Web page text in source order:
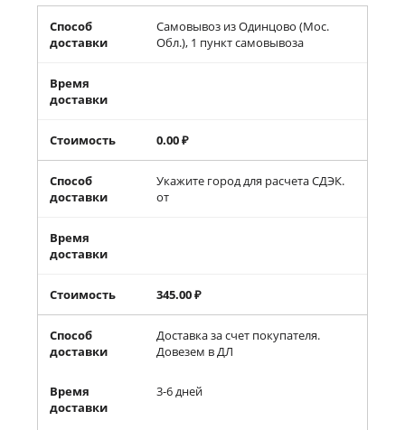
Способ
доставки
Самовывоз из Одинцово (Мос.
Обл.), 1 пункт самовывоза
Время
доставки
Стоимость 0.00 ₽
Способ
доставки
Укажите город для расчета СДЭК.
от
Время
доставки
Стоимость 345.00 ₽
Способ
доставки
Доставка за счет покупателя.
Довезем в ДЛ
Время
доставки
3-6 дней